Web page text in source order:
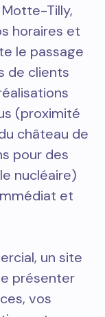
Tilly,
horaires et
le passage
de clients
(proximité
château de
pour des
nucléaire)
et
un site
présenter
vos